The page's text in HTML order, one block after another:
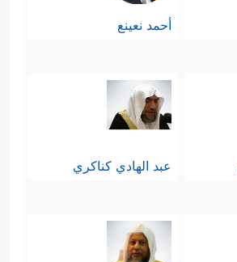
أحمد نعينع
عبد الهادي كناكري